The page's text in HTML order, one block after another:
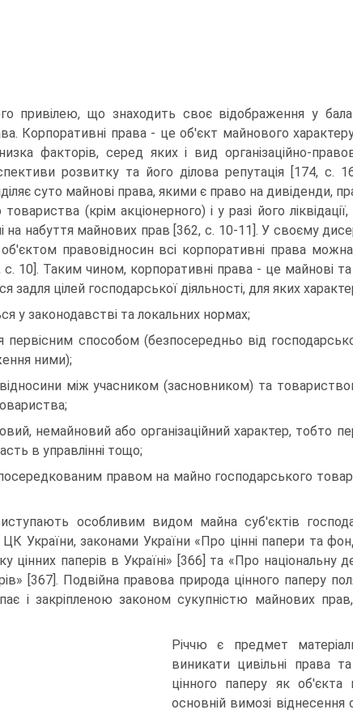
привілею, що знаходить своє ві­дображення у
Корпоративні права - це об'єкт майнового
факторів, серед яких і вид організаційно-
розвитку та його ділова репутація [174, с.
суто майнові права, якими є право на дивіденди,
(крім акціонерно­го) і у разі його
на набуття майнових прав [362, с. 10-11]. У своєму
правовідносин всі корпоративні права
с. 10]. Таким чином, корпоративні права - це майнові
задля цілей господарської діяльності, для яких
у законодавстві та локальних нормах;
первісним способом (безпосеред­ньо від
ними);
між учасником (засно­вником) та
немайновий або організацій­ний характер, тобто
в управлінні тощо;
правом на майно господарського
особливим видом май­на суб'єктів
ЦК України, законами України «Про цінні папери та
цінних паперів в Україні» [366] та «Про національну
[367]. Подвійна правова природа цінного паперу
і закріпленою законом сукупніс­тю майнових
Річчю є предмет
виникати цивільні права
цінного паперу як об'єкта
основній вимозі